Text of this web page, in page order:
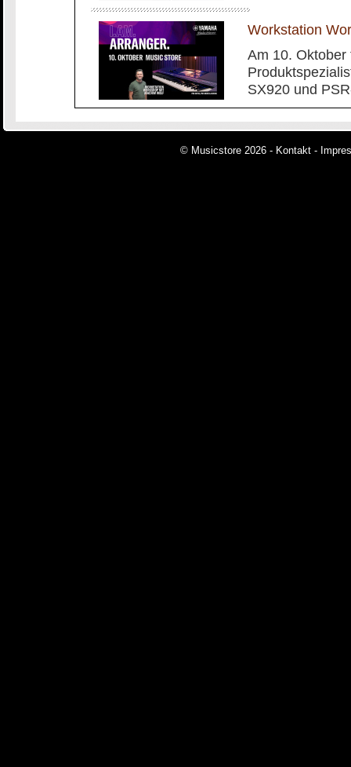
Workstation
Am 10.
SX920 und
© Musicstore 2026 - Kontakt -